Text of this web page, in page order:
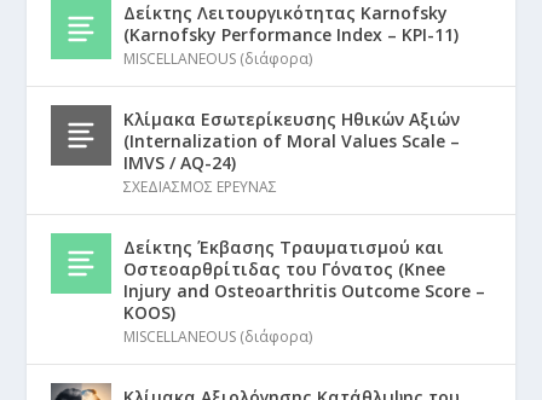
Δείκτης Λειτουργικότητας Karnofsky
(Karnofsky Performance Index – KPI-11)
MISCELLANEOUS (διάφορα)
Κλίμακα Εσωτερίκευσης Ηθικών Αξιών
(Internalization of Moral Values Scale –
IMVS / AQ-24)
ΣΧΕΔΙΑΣΜΟΣ ΕΡΕΥΝΑΣ
Δείκτης Έκβασης Τραυματισμού και
Οστεοαρθρίτιδας του Γόνατος (Knee
Injury and Osteoarthritis Outcome Score –
KOOS)
MISCELLANEOUS (διάφορα)